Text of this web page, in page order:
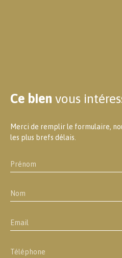
Ce bien vous
Merci de remplir le formulaire,
les plus brefs délais.
Prénom
Nom
Email
Téléphone